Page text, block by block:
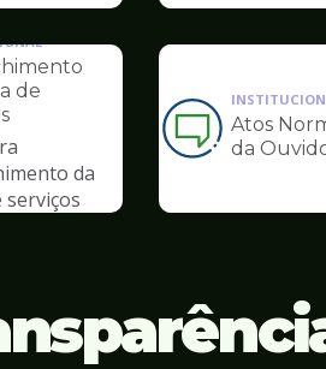
de
da
serviços
Ilustração
da
de
Atos
da